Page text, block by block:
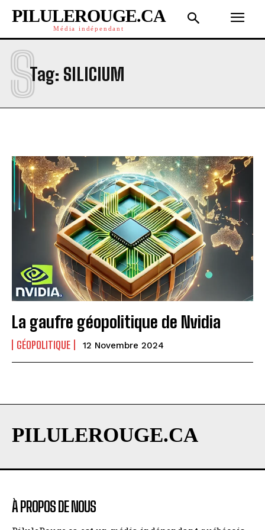
PILULEROUGE.CA
Média indépendant
Tag: SILICIUM
S
La gaufre géopolitique de Nvidia
GÉOPOLITIQUE 12 Novembre 2024
PILULEROUGE.CA
À PROPOS DE NOUS